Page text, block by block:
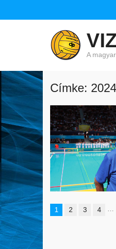
A
Címke:
1 2 3 4